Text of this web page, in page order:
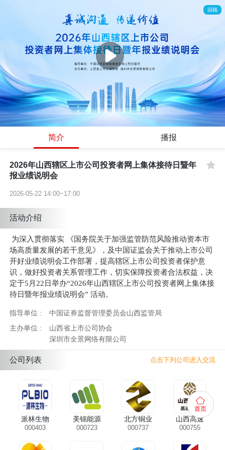
回顾
简介 播报
2026年山西辖区上市公司投资者网上集体接待日暨年
报业绩说明会
2026-05-22 14:00~17:00
活动介绍
为深入贯彻落实 《国务院关于加强监管防范风险推动资本市
场高质量发展的若干意见》，及中国证监会关于推动上市公司
开好业绩说明会工作部署，提高辖区上市公司投资者保护意
识，做好投资者关系管理工作，切实保障投资者合法权益，决
定于5月22日举办“2026年山西辖区上市公司投资者网上集体接
待日暨年报业绩说明会” 活动。
指导单位 :
中国证券监督管理委员会山西监管局
主办单位 :
山西省上市公司协会
深圳市全景网络有限公司
公司列表 点击下列公司进入交流
派林生物
000403
美锦能源
000723
北方铜业
000737
山西高速
000755
首页